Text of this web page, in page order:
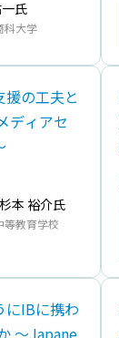
氏
科⼤学
の⼯夫と
ディアセ
本 裕介氏
等教育学校
にIBに携わ
～Japane